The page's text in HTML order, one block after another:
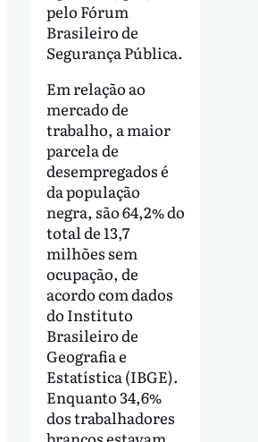
pelo Fórum
Brasileiro de
Segurança Pública.
Em relação ao
mercado de
trabalho, a maior
parcela de
desempregados é
da população
negra, são 64,2% do
total de 13,7
milhões sem
ocupação, de
acordo com dados
do Instituto
Brasileiro de
Geografia e
Estatística (IBGE).
Enquanto 34,6%
dos trabalhadores